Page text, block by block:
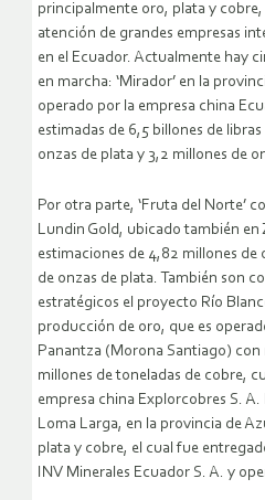
principalmente oro, plata y cobre,
atención de grandes empresas
en el Ecuador. Actualmente hay
en marcha: ‘Mirador’ en la
operado por la empresa china
estimadas de 6,5 billones de
onzas de plata y 3,2 millones de
Por otra parte, ‘Fruta del Norte’
Lundin Gold, ubicado también en
estimaciones de 4,82 millones de
de onzas de plata. También son
estratégicos el proyecto Río
producción de oro, que es
Panantza (Morona Santiago) con
millones de toneladas de cobre,
empresa china Explorcobres S.
Loma Larga, en la provincia de
plata y cobre, el cual fue
INV Minerales Ecuador S. A. y